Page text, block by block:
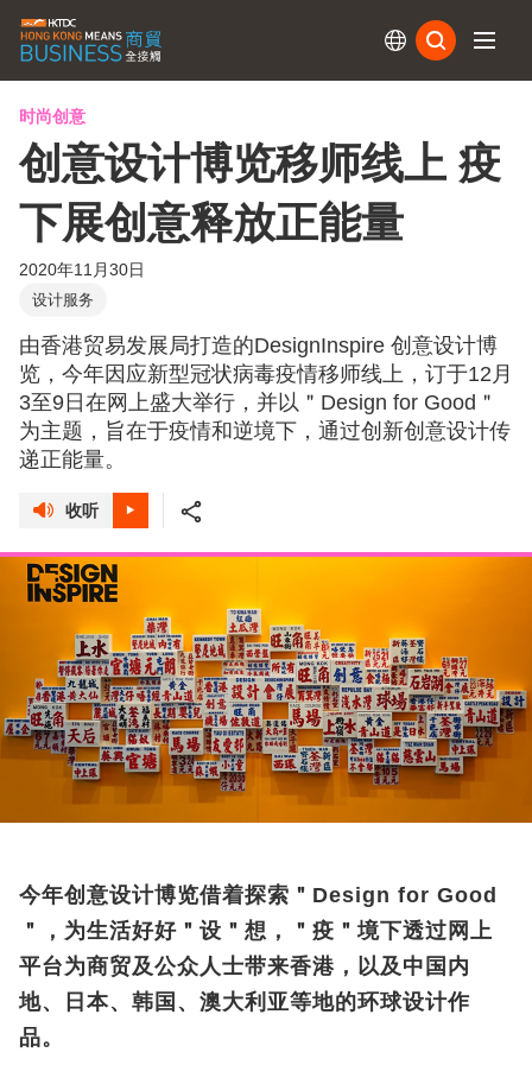
时尚创意
创意设计博览移师线上 疫
下展创意释放正能量
2020年11月30日
设计服务
由香港贸易发展局打造的DesignInspire 创意设计博
览，今年因应新型冠状病毒疫情移师线上，订于12月
3至9日在网上盛大举行，并以＂Design for Good＂
为主题，旨在于疫情和逆境下，通过创新创意设计传
递正能量。
收听
今年创意设计博览借着探索＂Design for Good
＂，为生活好好＂设＂想，＂疫＂境下透过网上
平台为商贸及公众人士带来香港，以及中国内
地、日本、韩国、澳大利亚等地的环球设计作
品。